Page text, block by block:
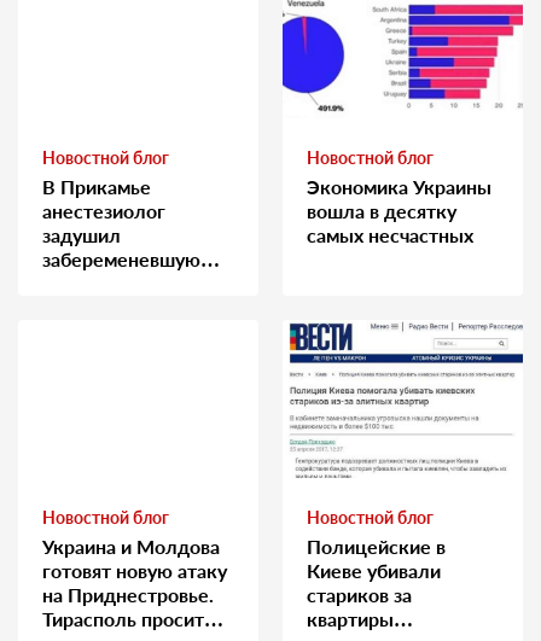
Новостной блог
В Прикамье
анестезиолог
задушил
забеременевшую
Новостной блог
Экономика Украины
вошла в десятку
самых несчастных
Новостной блог
Украина и Молдова
готовят новую атаку
на Приднестровье.
Тирасполь просит
Новостной блог
Полицейские в
Киеве убивали
стариков за
квартиры…